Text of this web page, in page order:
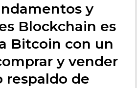
y
Blockchain es
Bitcoin con un
y vender
respaldo de